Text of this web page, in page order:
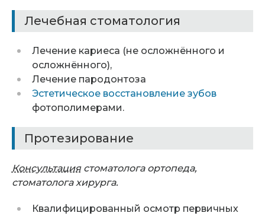
Лечебная стоматология
Лечение кариеса (не осложнённого и
осложнённого),
Лечение пародонтоза
Эстетическое восстановление зубов
фотополимерами.
Протезирование
Консультация стоматолога ортопеда,
стоматолога хирурга.
Квалифицированный осмотр первичных